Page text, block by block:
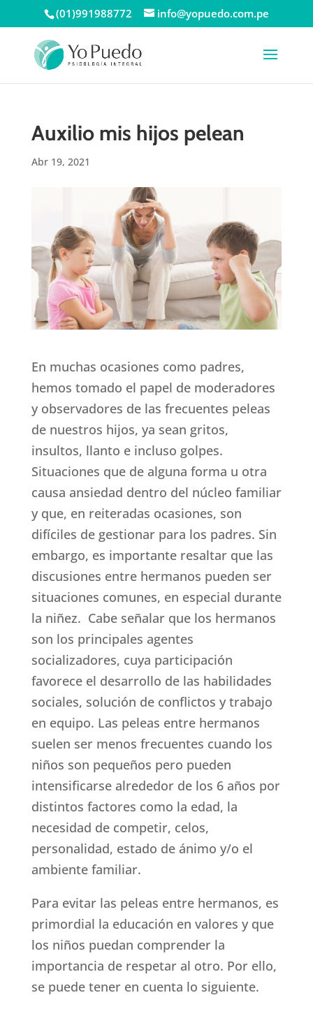
(01)991988772 info@yopuedo.com.pe
Auxilio mis hijos pelean
Abr 19, 2021
En muchas ocasiones como padres,
hemos tomado el papel de moderadores
y observadores de las frecuentes peleas
de nuestros hijos, ya sean gritos,
insultos, llanto e incluso golpes.
Situaciones que de alguna forma u otra
causa ansiedad dentro del núcleo familiar
y que, en reiteradas ocasiones, son
difíciles de gestionar para los padres. Sin
embargo, es importante resaltar que las
discusiones entre hermanos pueden ser
situaciones comunes, en especial durante
la niñez. Cabe señalar que los hermanos
son los principales agentes
socializadores, cuya participación
favorece el desarrollo de las habilidades
sociales, solución de conflictos y trabajo
en equipo. Las peleas entre hermanos
suelen ser menos frecuentes cuando los
niños son pequeños pero pueden
intensificarse alrededor de los 6 años por
distintos factores como la edad, la
necesidad de competir, celos,
personalidad, estado de ánimo y/o el
ambiente familiar.
Para evitar las peleas entre hermanos, es
primordial la educación en valores y que
los niños puedan comprender la
importancia de respetar al otro. Por ello,
se puede tener en cuenta lo siguiente.